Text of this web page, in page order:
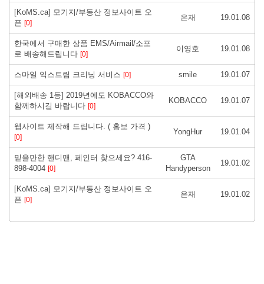
[KoMS.ca] 모기지/부동산 정보사이트 오
픈 [0]
은재 19.01.08
한국에서 구매한 상품 EMS/Airmail/소포
로 배송해드립니다 [0]
이영호 19.01.08
스마일 익스트림 크리닝 서비스 [0] smile 19.01.07
[해외배송 1등] 2019년에도 KOBACCO와
함께하시길 바랍니다 [0]
KOBACCO 19.01.07
웹사이트 제작해 드립니다. ( 홍보 가격 )
[0]
YongHur 19.01.04
믿을만한 핸디맨, 페인터 찾으세요? 416-
898-4004 [0]
GTA
Handyperson
19.01.02
[KoMS.ca] 모기지/부동산 정보사이트 오
픈 [0]
은재 19.01.02